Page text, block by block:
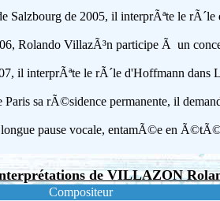
Salzbourg de 2005, il interprÃªte le
Rolando VillazÃ³n participe Ã un
il interprÃªte le rÃ´le d'Hoffmann dans
Paris sa rÃ©sidence permanente, il
pause vocale, entamÃ©e en
de VILLAZON
Compositeur